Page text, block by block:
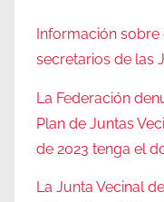
Información
secretarios de las
La Federación
Plan de Juntas
de 2023 tenga el
La Junta Vecinal